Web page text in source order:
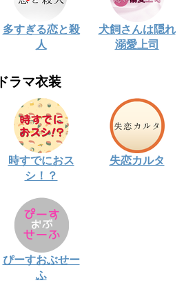
多すぎる恋と殺
人
犬飼さんは隠れ
溺愛上司
ラマ衣装
時すでにおス
シ！？
失恋カルタ
ぴーすおぶせー
ふ